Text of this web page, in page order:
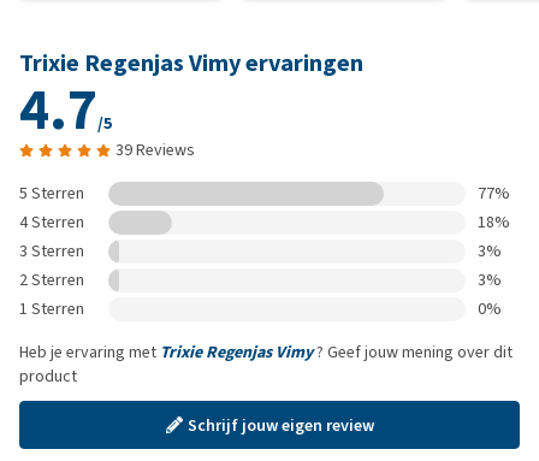
Trixie Regenjas Vimy ervaringen
4.7/5
39 Reviews
5 Sterren
77%
4 Sterren
18%
3 Sterren
3%
2 Sterren
3%
1 Sterren
0%
Heb je ervaring met Trixie Regenjas Vimy? Geef jouw mening over dit
product
Schrijf jouw eigen review